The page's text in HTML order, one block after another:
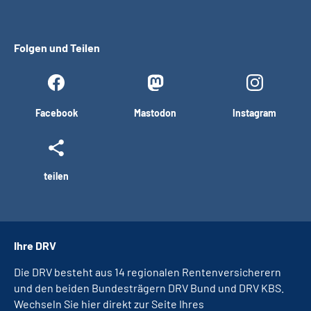
Folgen und Teilen
Facebook Mastodon Instagram
teilen
Ihre DRV
Die DRV besteht aus 14 regionalen Rentenversicherern
und den beiden Bundesträgern DRV Bund und DRV KBS.
Wechseln Sie hier direkt zur Seite Ihres